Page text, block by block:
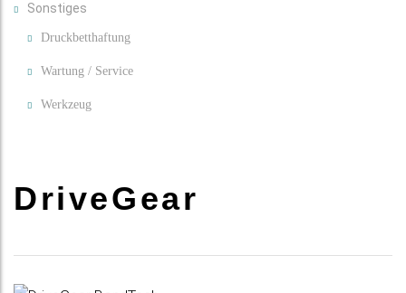
Sonstiges
Druckbetthaftung
Wartung / Service
Werkzeug
DriveGear